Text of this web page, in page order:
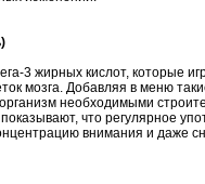
3 жирных кислот, которые
мозга. Добавляя в меню
необходимыми
что регулярное
внимания и даже